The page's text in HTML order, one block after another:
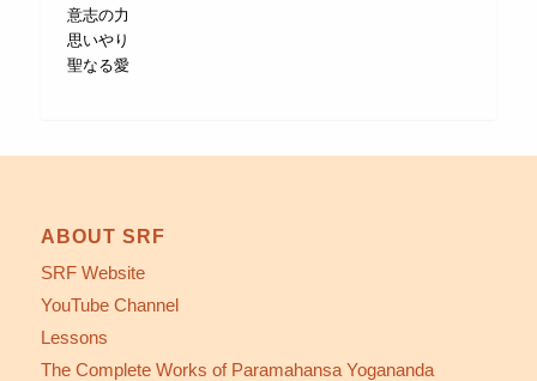
意志の力
思いやり
聖なる愛
ABOUT SRF
SRF Website
YouTube Channel
Lessons
The Complete Works of Paramahansa Yogananda